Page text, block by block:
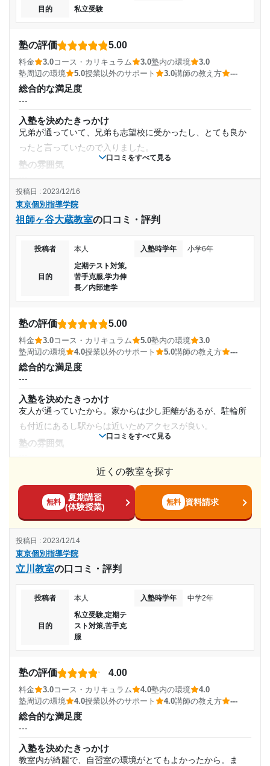
トもかなり少なかったように感じる。
一つ一つにおける金額が高いためこの評価にした。無料講座
とかがあれば、良いと思う。
中学受験のサポートにも関わらず、それに見合った能力の先
生が担当ではなかったため。
口コミをすべて見る
目的
私立受験
塾の評価 5.00
料金 3.0コース・カリキュラム 3.0塾内の環境
3.0
塾周辺の環境
5.0授業以外のサポート 3.0講師の教え方 ---
総合的な満足度
---
入塾を決めたきっかけ
兄弟が通っていて、兄弟も志望校に受かったし、とても良か
ったと言っていたので入りました。
塾の雰囲気
料金
自分で支払っていたわけではないのでよくわからないのです
が、親が高いと言っていた記憶があります。
2対1のコースにしていたのですが、問題を解きおわっても、
もう1人の子に解説をしていて何をすればいいのかわからない
時間が結構ありました。
塾内の環境
赤本がたくさん置いてあって、自分の志望校がなかったらそ
の学校の赤本を買ってくれました。
塾周辺の環境
家から近かったのが1番ですが、駅から近くショッピングセン
ターも近かったので、塾の周辺も明るかったので安心して通
うことができました。
授業以外のサポート
(相談・面談、家庭学習のサポート、授業以外のコミュニケーション等)
併願校が特に行きたいところがなかったのですが、塾の先生
通塾期間
入塾時の学年
通塾頻度
---
1日あたりの授業時間
---
口コミをすべて見る
東京個別指導学院
祖師ヶ谷大蔵教室の口コミ・評判
投稿日 : 2023/12/16
投稿者 本人 入塾時学年 小学6年
目的
定期テスト対策,
苦手克服,学力伸
長／内部進学
塾の評価 5.00
料金 3.0コース・カリキュラム 5.0塾内の環境
3.0
塾周辺の環境
4.0授業以外のサポート 5.0講師の教え方 ---
総合的な満足度
---
入塾を決めたきっかけ
友人が通っていたから。家からは少し距離があるが、駐輪所
も付近にあるし駅からは近いためアクセスが良い。
塾の雰囲気
相場より少し高い。生徒と講師や塾自体との相性によって満
足度が変わる。私にはあっていた。
コース・カリキュラム
た。 講師がそれぞれの生徒に対して適度な量を課題として出
してくれる。
講師の教え方
塾内の環境
夏は涼しく冬は暖かい。自習室を活用する時も過ごしやすい
ため、長時間の自習も苦痛では無い。
高い。 駅前だからか外で大声で騒ぐ人やパトカーなどが来る
と少しうるさかった。
授業以外のサポート
(相談・面談、家庭学習のサポート、授業以外のコミュニケーション等)
受講科目以外の科目も講師に質問をすれば教えてもらえる、
受験対策の面接練習や小論文にも対応してもらえる。
利用詳細
近くの教室を探す
無料
夏期講習
(体験授業)
無料 資料請求
東京個別指導学院
立川教室の口コミ・評判
投稿日 : 2023/12/14
投稿者 本人 入塾時学年 中学2年
目的
私立受験,定期テ
スト対策,苦手克
服
塾の評価 4.00
料金 3.0コース・カリキュラム 4.0塾内の環境
4.0
塾周辺の環境
4.0授業以外のサポート 4.0講師の教え方 ---
総合的な満足度
---
入塾を決めたきっかけ
教室内が綺麗で、自習室の環境がとてもよかったから。ま